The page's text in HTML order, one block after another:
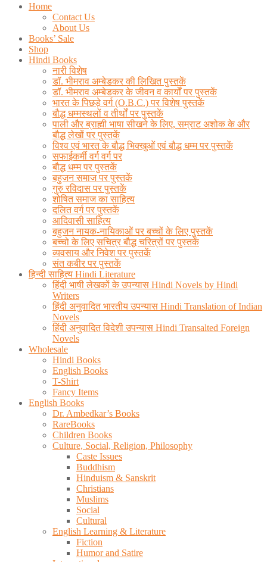
Home
Contact Us
About Us
Books’ Sale
Shop
Hindi Books
नारी विशेष
डॉ. भीमराव अम्बेडकर की लिखित पुस्तकें
डॉ. भीमराव अम्बेडकर के जीवन व कार्यों पर पुस्तकें
भारत के पिछड़े वर्ग (O.B.C.) पर विशेष पुस्तकें
बौद्ध धम्मस्थलों व तीर्थों पर पुस्तकें
पाली और ब्राह्मी भाषा सीखने के लिए, सम्राट अशोक के और
बौद्ध लेखों पर पुस्तकें
विश्व एवं भारत के बौद्ध भिक्खुओं एवं बौद्ध धम्म पर पुस्तकें
सफाईकर्मी वर्ग वर्ग पर
बौद्ध धम्म पर पुस्तकें
बहुजन समाज पर पुस्तकें
गुरु रविदास पर पुस्तकें
शोषित समाज का साहित्य
दलित वर्ग पर पुस्तकें
आदिवासी साहित्य
बहुजन नायक-नायिकाओं पर बच्चों के लिए पुस्तकें
बच्चो के लिए सचित्र बौद्ध चरित्रों पर पुस्तकें
व्यवसाय और निवेश पर पुस्तकें
संत कबीर पर पुस्तकें
हिन्दी साहित्य Hindi Literature
हिंदी भाषी लेखकों के उपन्यास Hindi Novels by Hindi
Writers
हिंदी अनुवादित भारतीय उपन्यास Hindi Translation of Indian
Novels
हिंदी अनुवादित विदेशी उपन्यास Hindi Transalted Foreign
Novels
Wholesale
Hindi Books
English Books
T-Shirt
Fancy Items
English Books
Dr. Ambedkar’s Books
RareBooks
Children Books
Culture, Social, Religion, Philosophy
Caste Issues
Buddhism
Hinduism & Sanskrit
Christians
Muslims
Social
Cultural
English Learning & Literature
Fiction
Humor and Satire